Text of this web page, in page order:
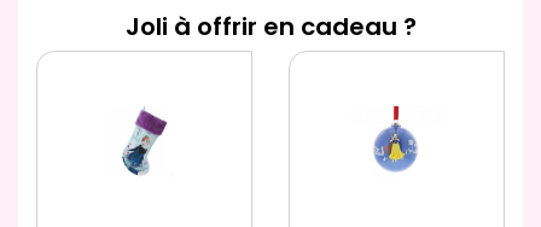
Joli à offrir en cadeau ?